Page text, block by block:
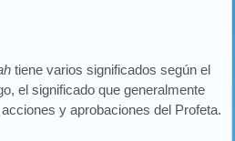
tiene varios significados según el
el significado que generalmente
y aprobaciones del Profeta.